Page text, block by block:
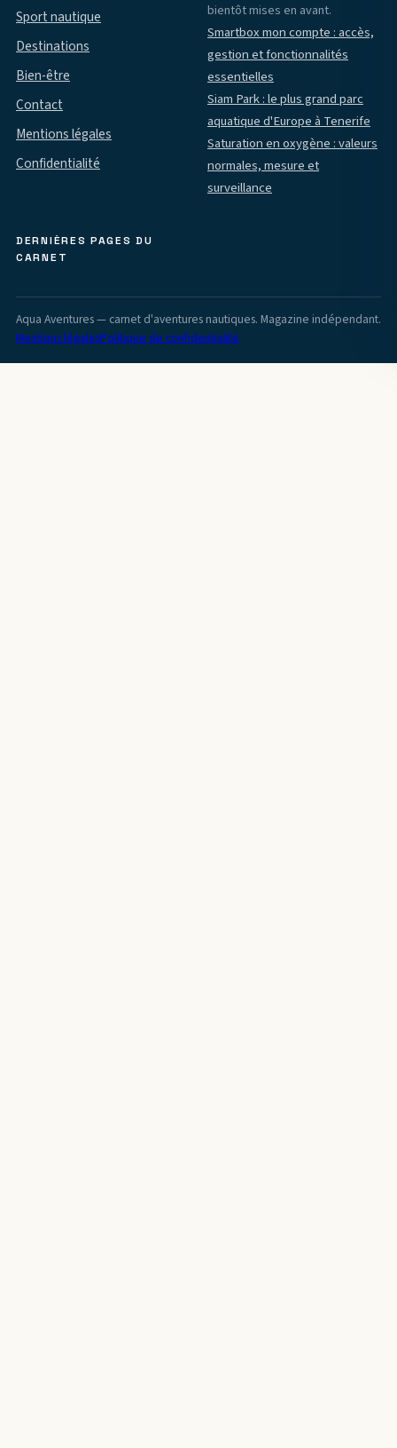
Sport nautique
Destinations
Bien-être
Contact
Mentions légales
Confidentialité
bientôt mises en avant.
Smartbox mon compte : accès,
gestion et fonctionnalités
essentielles
Siam Park : le plus grand parc
aquatique d'Europe à Tenerife
Saturation en oxygène : valeurs
normales, mesure et
surveillance
DERNIÈRES PAGES DU
CARNET
Aqua Aventures — carnet d'aventures nautiques. Magazine indépendant.
Mentions légalesPolitique de confidentialité